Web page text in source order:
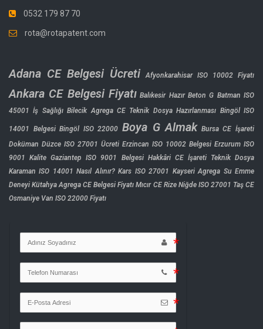
0532 179 87 70
rota@rotapatent.com
Adana CE Belgesi Ücreti Afyonkarahisar ISO 10002 Fiyatı
Ankara CE Belgesi Fiyatı Balıkesir Hazır Beton G Batman ISO
45001 İş Sağlığı Bilecik Agrega CE Teknik Dosya Hazırlanması Bingöl ISO
14001 Belgesi Bingöl ISO 22000 Boya G Almak Bursa CE İşareti
Doküman Düzce ISO 27001 Ücreti Erzincan ISO 10002 Belgesi Erzurum ISO
9001 Kalite Gaziantep ISO 9001 Belgesi Hakkâri CE İşareti Teknik Dosya
Karaman ISO 14001 Nasıl Alınır? Kars ISO 27001 Kayseri Agrega Su Emme
Deneyi Kütahya Agrega CE Belgesi Fiyatı Mıcır CE Rize Niğde ISO 27001 Taş CE
Osmaniye Van ISO 22000 Fiyatı